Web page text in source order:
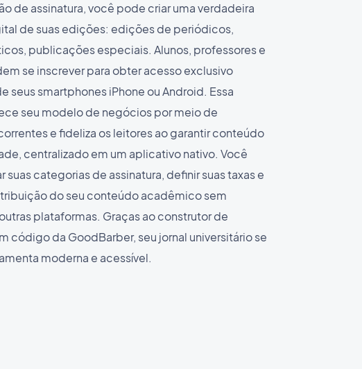
de assinatura, você pode criar uma verdadeira
de suas edições: edições de periódicos,
publicações especiais. Alunos, professores e
se inscrever para obter acesso exclusivo
seus smartphones iPhone ou Android. Essa
seu modelo de negócios por meio de
e fideliza os leitores ao garantir conteúdo
centralizado em um aplicativo nativo. Você
suas categorias de assinatura, definir suas taxas e
do seu conteúdo acadêmico sem
plataformas. Graças ao construtor de
código da GoodBarber, seu jornal universitário se
moderna e acessível.